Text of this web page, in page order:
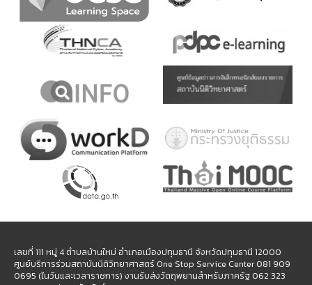
เลขที่ 111 หมู่ 4 ตำบลบ้านใหม่ อำเภอเมืองปทุมธานี จังหวัดปทุมธานี 12000
ศูนย์บริการร่วมสถาบันนิติวิทยาศาสตร์ One Stop Service Center 081 909
0695 (ในวันและเวลาราชการ) งานรับส่งวัตถุพยานสำหรับภาครัฐ 062 323